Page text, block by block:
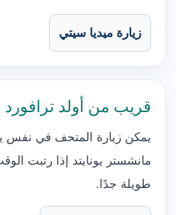
زيارة ميديا سيتي
قريب من أولد ترافورد
يمكن زيارة المتحف في نفس
مانشستر يونايتد إذا رتبت
طويلة جدًا.